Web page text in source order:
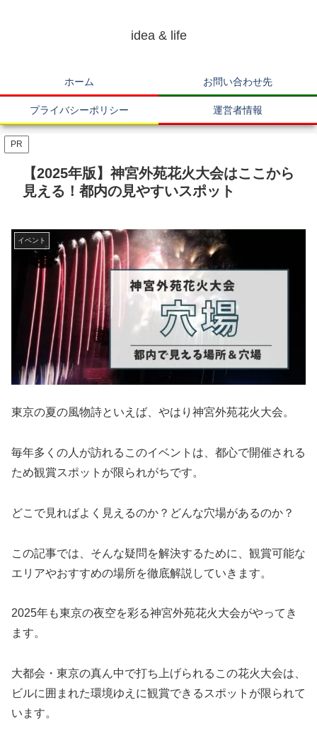
idea & life
ホーム お問い合わせ先
プライバシーポリシー 運営者情報
PR
【2025年版】神宮外苑花火大会はここから
見える！都内の見やすいスポット
イベント
東京の夏の風物詩といえば、やはり神宮外苑花火大会。
毎年多くの人が訪れるこのイベントは、都心で開催される
ため観賞スポットが限られがちです。
どこで見ればよく見えるのか？どんな穴場があるのか？
この記事では、そんな疑問を解決するために、観賞可能な
エリアやおすすめの場所を徹底解説していきます。
2025年も東京の夜空を彩る神宮外苑花火大会がやってき
ます。
大都会・東京の真ん中で打ち上げられるこの花火大会は、
ビルに囲まれた環境ゆえに観賞できるスポットが限られて
います。